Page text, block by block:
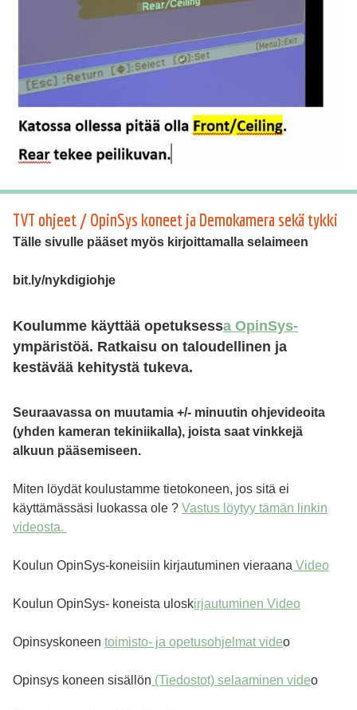
TVT ohjeet / OpinSys koneet ja Demokamera sekä tykki
Tälle sivulle pääset myös kirjoittamalla selaimeen
bit.ly/nykdigiohje
Koulumme käyttää opetuksessa OpinSys-
ympäristöä. Ratkaisu on taloudellinen ja
kestävää kehitystä tukeva.
Seuraavassa on muutamia +/- minuutin ohjevideoita
(yhden kameran tekiniikalla), joista saat vinkkejä
alkuun pääsemiseen.
Miten löydät koulustamme tietokoneen, jos sitä ei
käyttämässäsi luokassa ole ? Vastus löytyy tämän linkin
videosta.
Koulun OpinSys-koneisiin kirjautuminen vieraana Video
Koulun OpinSys- koneista uloskirjautuminen Video
Opinsyskoneen toimisto- ja opetusohjelmat video
Opinsys koneen sisällön (Tiedostot) selaaminen video